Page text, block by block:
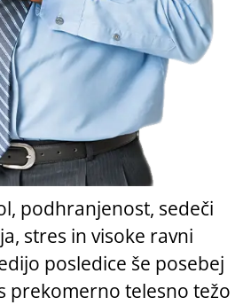
podhranjenost, sedeči
stres in visoke ravni
posledice še posebej
prekomerno telesno težo